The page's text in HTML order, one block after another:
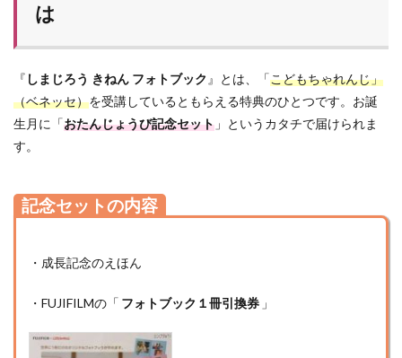
は
『 しまじろう きねん フォトブック 』とは、「こどもちゃれんじ」
（ベネッセ）を受講しているともらえる特典のひとつです。お誕
生月に「おたんじょうび記念セット 」というカタチで届けられま
す。
記念セットの内容
・成長記念のえほん
・FUJIFILMの「 フォトブック１冊引換券 」